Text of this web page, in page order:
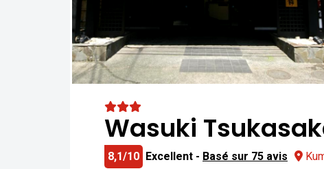
Wasuki
8,1/10 Excellent - Basé sur 75 avis